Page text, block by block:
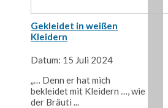
Gekleidet in weißen
Kleidern
Datum: 15 Juli 2024
„… Denn er hat mich
bekleidet mit Kleidern …, wie
der Bräuti ...